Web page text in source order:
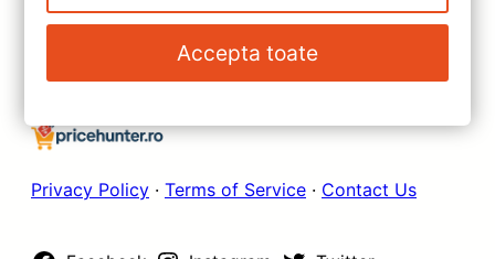
2010 4+32GB 12.3″ IPS Octa-
core — Recenzie Detaliată,
Testare & Recomandări
Privacy Policy · Terms of Service · Contact Us
Accepta toate